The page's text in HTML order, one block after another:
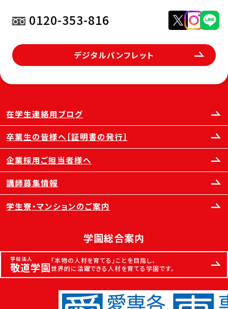
0120-353-816
デジタルパンフレット
在学生連絡用ブログ
卒業生の皆様へ［証明書の発行］
企業採用ご担当者様へ
講師募集情報
学生寮・マンションのご案内
学園総合案内
学校法人
敬道学園「本物の人材を育てる」ことを目指し、
世界的に活躍できる人材を育てる学園です。